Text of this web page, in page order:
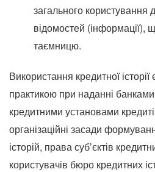
загального користування
відомостей (інформації),
таємницю.
Використання кредитної
практикою при наданні
кредитними установами
організаційні засади
історій, права суб’єктів
користувачів бюро кредитних